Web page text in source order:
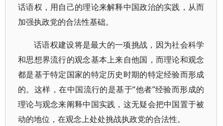
话语权，用自己的理论来解释中国政治的实践，从而
加强执政党的合法性基础。
话语权建设将是最大的一项挑战，因为社会科学
和思想界流行的观念基本上来自他国，而理论和观念
都是基于特定国家的特定历史时期的特定经验而形成
的。这样，在中国流行的是基于“他者”经验而形成的
理论与观念来阐释中国实践，这无疑会把中国置于被
动的地位，在观念上处处挑战执政党的合法性。